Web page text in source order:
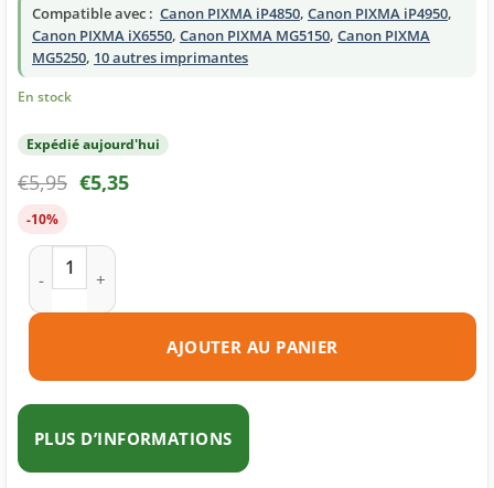
Compatible avec : Canon PIXMA iP4850, Canon PIXMA iP4950,
Canon PIXMA iX6550, Canon PIXMA MG5150, Canon PIXMA
MG5250, 10 autres imprimantes
En stock
Expédié aujourd'hui
€5,95 €5,35
-10%
quantité de Cartouche d'encre compatible Canon PGI-525BK
AJOUTER AU PANIER
PLUS D’INFORMATIONS